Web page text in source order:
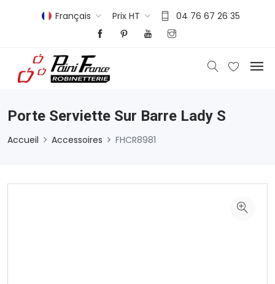
Français Prix HT 04 76 67 26 35
Porte Serviette Sur Barre Lady S
Accueil Accessoires FHCR8981